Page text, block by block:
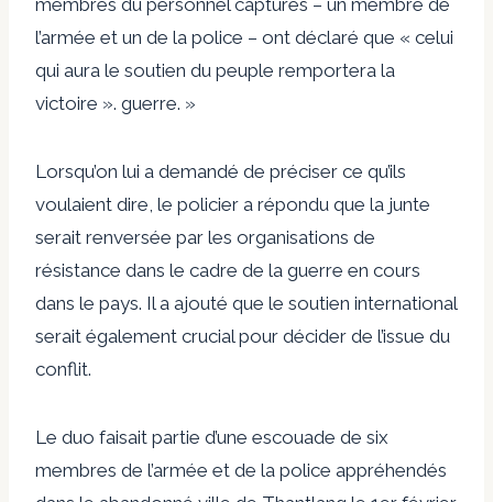
l’armée et un de la police – ont déclaré que « celui
qui aura le soutien du peuple remportera la
victoire ». guerre. »
Lorsqu’on lui a demandé de préciser ce qu’ils
voulaient dire, le policier a répondu que la junte
serait renversée par les organisations de
résistance dans le cadre de la guerre en cours
dans le pays. Il a ajouté que le soutien international
serait également crucial pour décider de l’issue du
conflit.
Le duo faisait partie d’une escouade de six
membres de l’armée et de la police appréhendés